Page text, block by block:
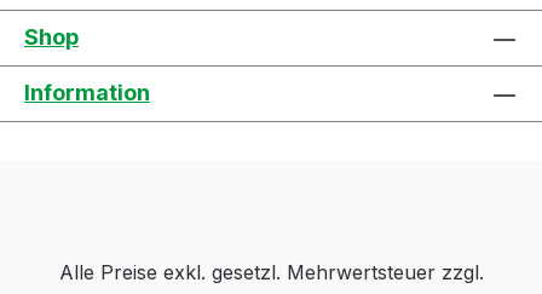
Shop
Information
Alle Preise exkl. gesetzl. Mehrwertsteuer zzgl.